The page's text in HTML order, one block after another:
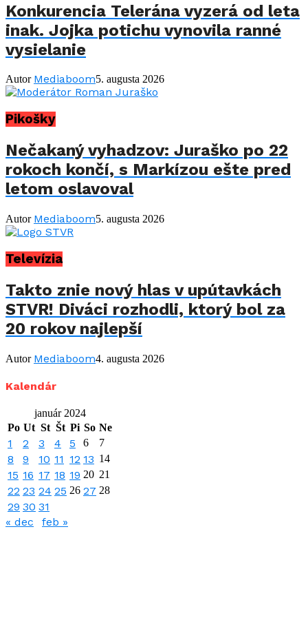
Konkurencia Telerána vyzerá od leta
inak. Jojka potichu vynovila ranné
vysielanie
Autor Mediaboom5. augusta 2026
Pikošky
Nečakaný vyhadzov: Juraško po 22
rokoch končí, s Markízou ešte pred
letom oslavoval
Autor Mediaboom5. augusta 2026
Televízia
Takto znie nový hlas v upútavkách
STVR! Diváci rozhodli, ktorý bol za
20 rokov najlepší
Autor Mediaboom4. augusta 2026
Kalendár
január 2024
Po Ut St Št Pi So Ne
1 2 3 4 5 6 7
8 9 10 11 12 13 14
15 16 17 18 19 20 21
22 23 24 25 26 27 28
29 30 31
« dec
feb »